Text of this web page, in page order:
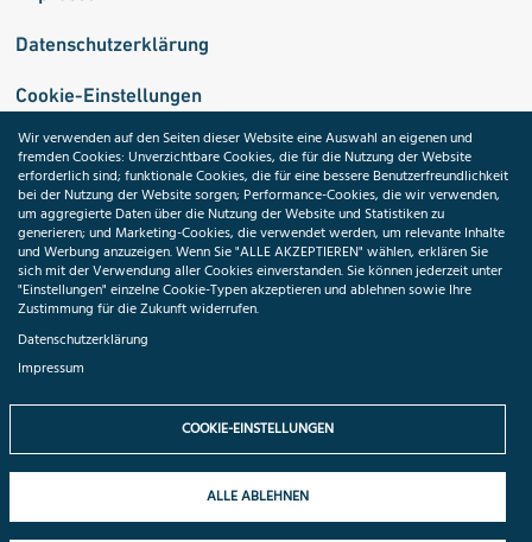
Datenschutzerklärung
Cookie-Einstellungen
Medizininformatik-Initiative
ToolPool Gesundheitsforschung
Folgen Sie uns:
Wir verwenden auf den Seiten dieser Website eine Auswahl an eigenen und
fremden Cookies: Unverzichtbare Cookies, die für die Nutzung der Website
erforderlich sind; funktionale Cookies, die für eine bessere Benutzerfreundlichkeit
bei der Nutzung der Website sorgen; Performance-Cookies, die wir verwenden,
um aggregierte Daten über die Nutzung der Website und Statistiken zu
generieren; und Marketing-Cookies, die verwendet werden, um relevante Inhalte
und Werbung anzuzeigen. Wenn Sie "ALLE AKZEPTIEREN" wählen, erklären Sie
sich mit der Verwendung aller Cookies einverstanden. Sie können jederzeit unter
"Einstellungen" einzelne Cookie-Typen akzeptieren und ablehnen sowie Ihre
Zustimmung für die Zukunft widerrufen.
Datenschutzerklärung
Impressum
COOKIE-EINSTELLUNGEN
ALLE ABLEHNEN